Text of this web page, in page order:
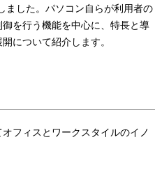
ました。パソコン自らが利用者の
を行う機能を中心に、特長と導
について紹介します。
フィスとワークスタイルのイノ